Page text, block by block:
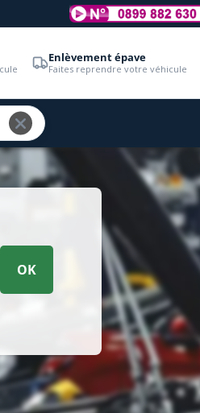
Enlèvement épave
Faites reprendre votre véhicule
OK